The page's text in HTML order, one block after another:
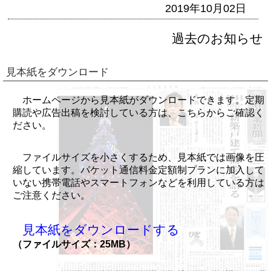
2019年10月02日
過去のお知らせ
見本紙をダウンロード
ホームページから見本紙がダウンロードできます。定期
購読や広告出稿を検討している方は、こちらからご確認く
ださい。
ファイルサイズを小さくするため、見本紙では画像を圧
縮しています。パケット通信料金定額制プランに加入して
いない携帯電話やスマートフォンなどを利用している方は
ご注意ください。
見本紙をダウンロードする
（ファイルサイズ：25MB）